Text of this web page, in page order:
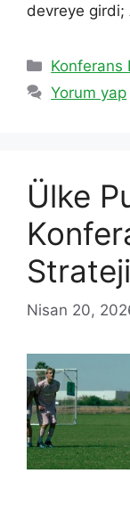
devreye girdi;
Kategoriler
Konferans
Yorum yap
Ülke
Nisan 20,